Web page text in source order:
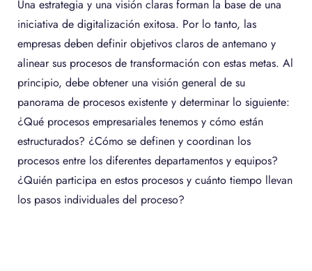
Una estrategia y una visión claras forman la base de una
iniciativa de digitalización exitosa. Por lo tanto, las
empresas deben definir objetivos claros de antemano y
alinear sus procesos de transformación con estas metas. Al
principio, debe obtener una visión general de su
panorama de procesos existente y determinar lo siguiente:
¿Qué procesos empresariales tenemos y cómo están
estructurados? ¿Cómo se definen y coordinan los
procesos entre los diferentes departamentos y equipos?
¿Quién participa en estos procesos y cuánto tiempo llevan
los pasos individuales del proceso?